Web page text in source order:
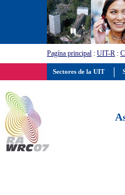
Pagína principal : UIT-R :
Sectores de la UIT